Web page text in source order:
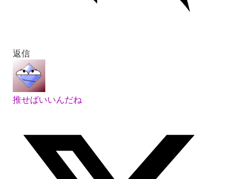
返信
推せばいいんだね